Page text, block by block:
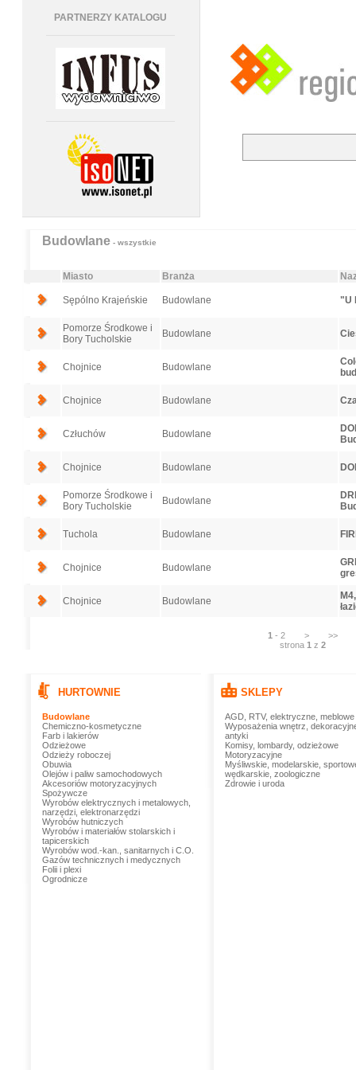
PARTNERZY KATALOGU
Budowlane- wszystkie
Miasto Branża
Sępólno Krajeńskie Budowlane "U
Pomorze Środkowe i
Bory Tucholskie
Budowlane
Chojnice Budowlane
Chojnice Budowlane
Człuchów Budowlane
Chojnice Budowlane
Pomorze Środkowe i
Bory Tucholskie
Budowlane
Tuchola Budowlane
Chojnice Budowlane
Chojnice Budowlane
1 - 2 >
>>
strona 1 z 2
HURTOWNIE
Budowlane
Chemiczno-kosmetyczne
Farb i lakierów
Odzieżowe
Odzieży roboczej
Obuwia
Olejów i paliw samochodowych
Akcesoriów motoryzacyjnych
Spożywcze
Wyrobów elektrycznych i metalowych,
narzędzi, elektronarzędzi
Wyrobów hutniczych
Wyrobów i materiałów stolarskich i
tapicerskich
Wyrobów wod.-kan., sanitarnych i C.O.
Gazów technicznych i medycznych
Folii i plexi
Ogrodnicze
SKLEPY
AGD, RTV, elektryczne, meblowe
Wyposażenia wnętrz,
antyki
Komisy, lombardy, odzieżowe
Motoryzacyjne
Myśliwskie, modelarskie,
wędkarskie, zoologiczne
Zdrowie i uroda